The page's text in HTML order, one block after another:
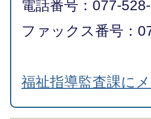
電話番号：077-
ファックス番号：
福祉指導監査課に